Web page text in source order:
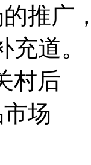
推广
充道。